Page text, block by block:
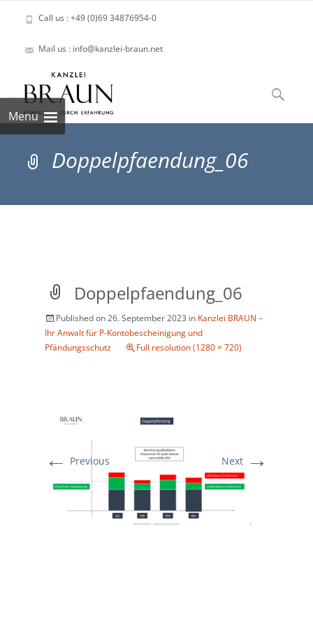
Call us : +49 (0)69 34876954-0
Mail us : info@kanzlei-braun.net
Menu
to
content
Suchen
nach:
Doppelpfaendung_06
Doppelpfaendung_06
Published on26. September 2023 in Kanzlei BRAUN –
Ihr Anwalt für P-Kontobescheinigung und
Pfändungsschutz
Full resolution (1280 × 720)
← Previous Next →